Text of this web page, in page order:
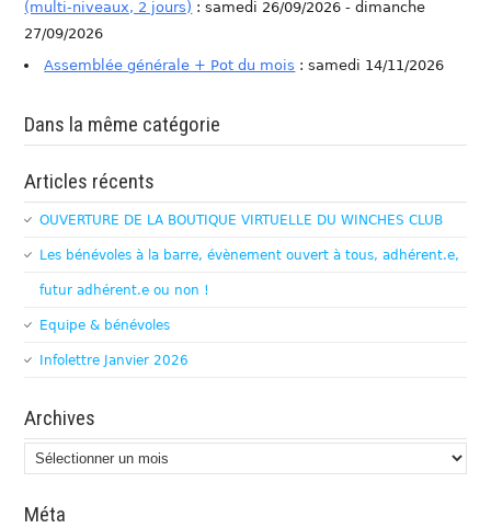
(multi-niveaux, 2 jours) : samedi 26/09/2026 - dimanche
27/09/2026
Assemblée générale + Pot du mois : samedi 14/11/2026
Dans la même catégorie
Articles récents
OUVERTURE DE LA BOUTIQUE VIRTUELLE DU WINCHES CLUB
Les bénévoles à la barre, évènement ouvert à tous, adhérent.e,
futur adhérent.e ou non !
Equipe & bénévoles
Infolettre Janvier 2026
Archives
Archives
Méta